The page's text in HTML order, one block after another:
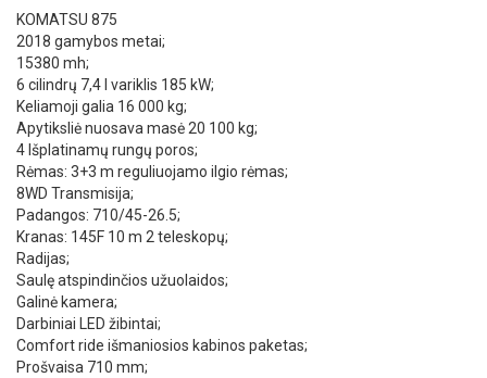
KOMATSU 875
2018 gamybos metai;
15380 mh;
6 cilindrų 7,4 l variklis 185 kW;
Keliamoji galia 16 000 kg;
Apytiksliė nuosava masė 20 100 kg;
4 Išplatinamų rungų poros;
Rėmas: 3+3 m reguliuojamo ilgio rėmas;
8WD Transmisija;
Padangos: 710/45-26.5;
Kranas: 145F 10 m 2 teleskopų;
Radijas;
Saulę atspindinčios užuolaidos;
Galinė kamera;
Darbiniai LED žibintai;
Comfort ride išmaniosios kabinos paketas;
Prošvaisa 710 mm;